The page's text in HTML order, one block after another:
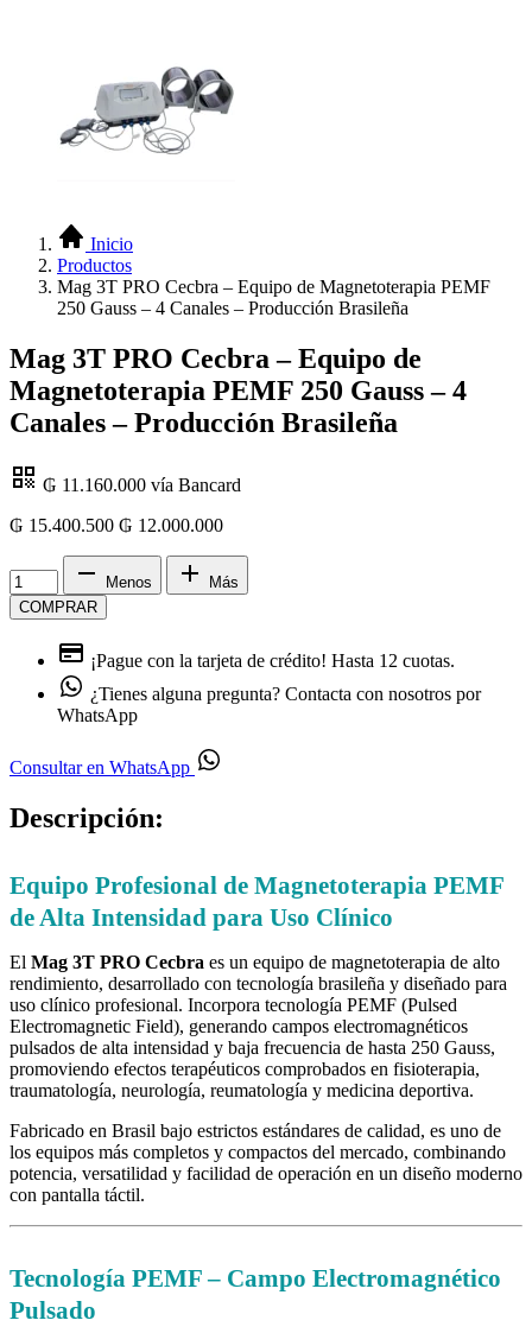
Inicio
Productos
Mag 3T PRO Cecbra – Equipo de Magnetoterapia PEMF
250 Gauss – 4 Canales – Producción Brasileña
Mag 3T PRO Cecbra – Equipo de
Magnetoterapia PEMF 250 Gauss – 4
Canales – Producción Brasileña
₲ 11.160.000 vía Bancard
₲ 15.400.500 ₲ 12.000.000
Menos
Más
COMPRAR
¡Pague con la tarjeta de crédito! Hasta 12 cuotas.
¿Tienes alguna pregunta? Contacta con nosotros por
WhatsApp
Consultar en WhatsApp
Descripción:
Equipo Profesional de Magnetoterapia PEMF
de Alta Intensidad para Uso Clínico
El Mag 3T PRO Cecbra es un equipo de magnetoterapia de alto
rendimiento, desarrollado con tecnología brasileña y diseñado para
uso clínico profesional. Incorpora tecnología PEMF (Pulsed
Electromagnetic Field), generando campos electromagnéticos
pulsados de alta intensidad y baja frecuencia de hasta 250 Gauss,
promoviendo efectos terapéuticos comprobados en fisioterapia,
traumatología, neurología, reumatología y medicina deportiva.
Fabricado en Brasil bajo estrictos estándares de calidad, es uno de
los equipos más completos y compactos del mercado, combinando
potencia, versatilidad y facilidad de operación en un diseño moderno
con pantalla táctil.
Tecnología PEMF – Campo Electromagnético
Pulsado